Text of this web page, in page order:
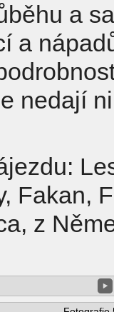
a
a
nedají
Fakan,
z